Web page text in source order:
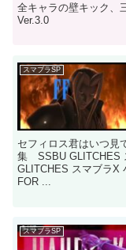
全キャラの壁キック、
Ver.3.0
スマブラSP
セフィロス君はいつ見
集 SSBU GLITCHES
GLITCHES スマブラ
FOR ...
スマブラSP